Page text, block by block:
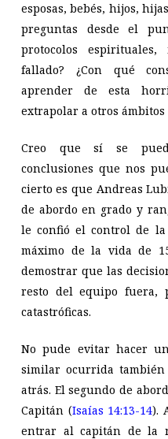
esposas, bebés, hijos,
preguntas desde el
protocolos
fallado? ¿Con qué
aprender de esta
extrapolar a otros
Creo que sí se
conclusiones que nos
cierto es que Andreas
de abordo en grado y
le confió el control de la
máximo de la vida de
demostrar que las
resto del equipo fuera,
catastróficas.
No pude evitar hacer
similar ocurrida
atrás. El segundo de
Capitán (Isaías 14:13-14).
entrar al capitán de la